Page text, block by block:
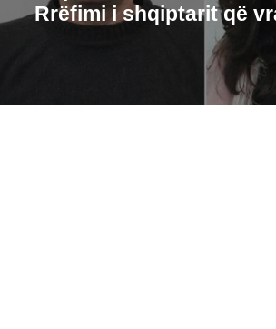
Rrëfimi i shqiptarit që